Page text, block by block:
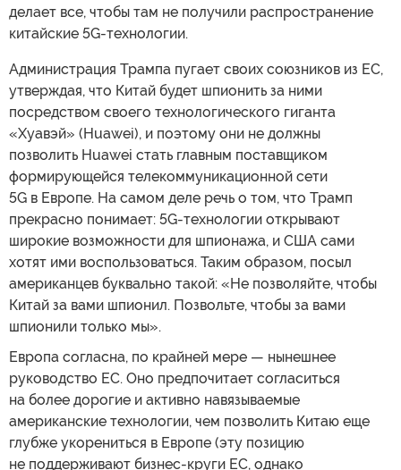
делает все, чтобы там не получили распространение
китайские 5G-технологии.
Администрация Трампа пугает своих союзников из ЕС,
утверждая, что Китай будет шпионить за ними
посредством своего технологического гиганта
«Хуавэй» (Huawei), и поэтому они не должны
позволить Huawei стать главным поставщиком
формирующейся телекоммуникационной сети
5G в Европе. На самом деле речь о том, что Трамп
прекрасно понимает: 5G-технологии открывают
широкие возможности для шпионажа, и США сами
хотят ими воспользоваться. Таким образом, посыл
американцев буквально такой: «Не позволяйте, чтобы
Китай за вами шпионил. Позвольте, чтобы за вами
шпионили только мы».
Европа согласна, по крайней мере — нынешнее
руководство ЕС. Оно предпочитает согласиться
на более дорогие и активно навязываемые
американские технологии, чем позволить Китаю еще
глубже укорениться в Европе (эту позицию
не поддерживают бизнес-круги ЕС, однако